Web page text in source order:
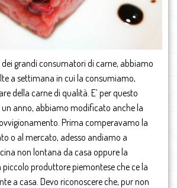
grandi consumatori di carne, abbiamo
a settimana in cui la consumiamo,
della carne di qualità. E’ per questo
anno, abbiamo modificato anche la
Prima comperavamo la
o al mercato, adesso andiamo a
non lontana da casa oppure la
produttore piemontese che ce la
a casa. Devo riconoscere che, pur non